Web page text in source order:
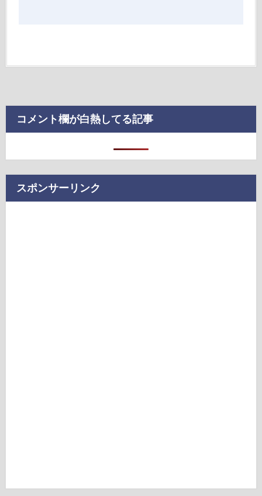
コメント欄が白熱してる記事
スポンサーリンク